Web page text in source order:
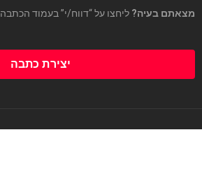
מצאתם בעיה? ליחצו על “דווח/י” בעמוד הכתבה
יצירת כתבה